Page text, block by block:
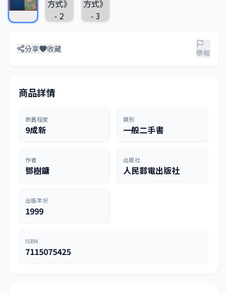
分享 收藏 舉報
商品詳情
新舊程度
9成新
類別
一般二手書
作者
鄧樹鏞
出版社
人民郵電出版社
出版年份
1999
ISBN
7115075425